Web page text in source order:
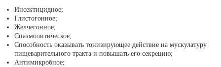
Инсектицидное;
Глистогонное;
Желчегонное;
Спазмолитическое;
Способность оказывать тонизирующее действие на мускулатуру
пищеварительного тракта и повышать его секрецию;
Антимикробное;